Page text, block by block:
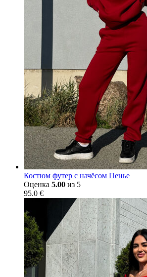
Костюм футер с начёсом Пенье
Оценка 5.00 из 5
95.0 €